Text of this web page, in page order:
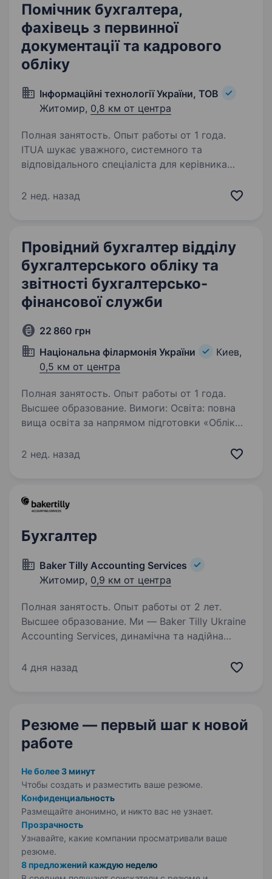
Помічник бухгалтера,
фахівець з первинної
документації та кадрового
обліку
Інформаційні технології України, ТОВ
Житомир, 0,8 км от центра
Полная занятость. Опыт работы от 1 года.
ITUA шукає уважного, системного та
відповідального спеціаліста для керівника
посади — робота з первинною документацією,
2 нед. назад
Провідний бухгалтер відділу
бухгалтерського обліку та
звітності бухгалтерсько-
фінансової служби
22 860 грн
Національна філармонія України
Киев,
0,5 км от центра
Полная занятость. Опыт работы от 1 года.
Высшее образование. Вимоги: Освіта: повна
вища освіта за напрямом підготовки «Облік
або «Облік і аудит». Досвід роботи: від 1
2 нед. назад
Бухгалтер
Baker Tilly Accounting Services
Житомир, 0,9 км от центра
Полная занятость. Опыт работы от 2 лет.
Высшее образование. Ми — Baker Tilly Ukraine
Accounting Services, динамічна та надійна
з бухгалтерського та управлінського обліку
4 дня назад
Резюме — первый шаг к новой
работе
Не более 3 минут
Чтобы создать и разместить ваше резюме.
Конфиденциальность
Размещайте анонимно, и никто вас не узнает.
Прозрачность
Узнавайте, какие компании просматривали ваше
резюме.
8 предложений каждую неделю